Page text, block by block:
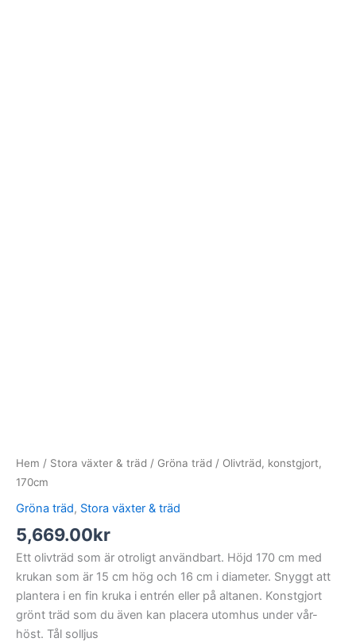
Hem / Stora växter & träd / Gröna träd / Olivträd, konstgjort,
170cm
Gröna träd, Stora växter & träd
5,669.00kr
Ett olivträd som är otroligt användbart. Höjd 170 cm med
krukan som är 15 cm hög och 16 cm i diameter. Snyggt att
plantera i en fin kruka i entrén eller på altanen. Konstgjort
grönt träd som du även kan placera utomhus under vår-
höst. Tål solljus